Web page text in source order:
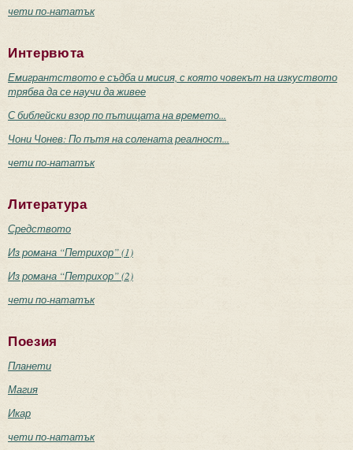
чети по-нататък
Интервюта
Емигрантството е съдба и мисия, с която човекът на изкуството
трябва да се научи да живее
С библейски взор по пътищата на времето...
Чони Чонев: По пътя на солената реалност...
чети по-нататък
Литература
Средството
Из романа “Петрихор” (1)
Из романа “Петрихор” (2)
чети по-нататък
Поезия
Планети
Магия
Икар
чети по-нататък